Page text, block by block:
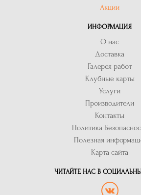
Акции
ИНФОРМАЦИЯ
О нас
Доставка
Галерея работ
Клубные карты
Услуги
Производители
Контакты
Политика
Полезная
Карта сайта
ЧИТАЙТЕ НАС В